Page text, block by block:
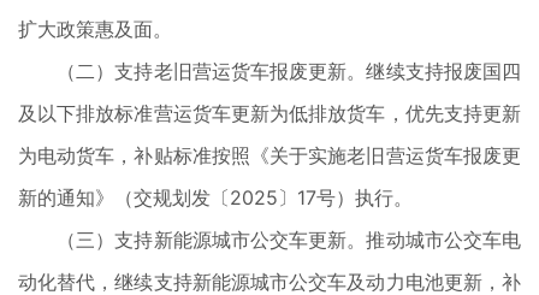
扩大政策惠及面。
（二）支持老旧营运货车报废更新。继续支持报废国四
及以下排放标准营运货车更新为低排放货车，优先支持更新
为电动货车，补贴标准按照《关于实施老旧营运货车报废更
新的通知》（交规划发〔2025〕17号）执行。
（三）支持新能源城市公交车更新。推动城市公交车电
动化替代，继续支持新能源城市公交车及动力电池更新，补